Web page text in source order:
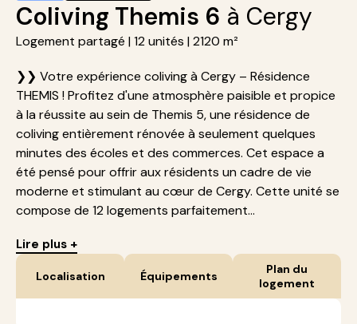
Coliving Themis 6 à Cergy
Logement partagé | 12 unités | 2120 m²
❯❯ Votre expérience coliving à Cergy – Résidence
THEMIS ! Profitez d'une atmosphère paisible et propice
à la réussite au sein de Themis 5, une résidence de
coliving entièrement rénovée à seulement quelques
minutes des écoles et des commerces. Cet espace a
été pensé pour offrir aux résidents un cadre de vie
moderne et stimulant au cœur de Cergy. Cette unité se
compose de 12 logements parfaitement...
Lire plus +
Localisation Équipements
Plan du
logement